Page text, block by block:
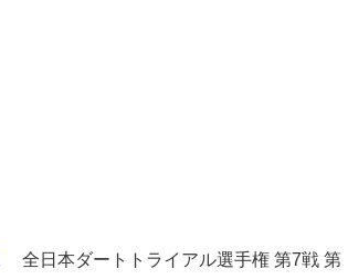
全日本ダートトライアル選手権 第7戦 第